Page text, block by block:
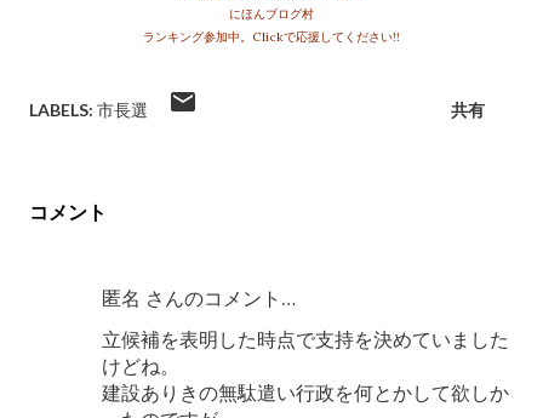
にほんブログ村
ランキング参加中。Clickで応援してください!!
LABELS: 市長選 共有
コメント
匿名 さんのコメント…
立候補を表明した時点で支持を決めていました
けどね。
建設ありきの無駄遣い行政を何とかして欲しか